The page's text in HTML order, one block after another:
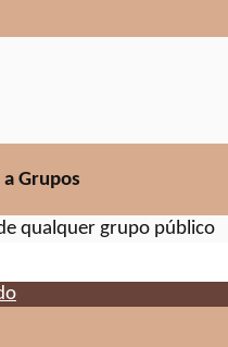
Grupos
qualquer grupo público